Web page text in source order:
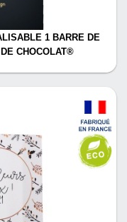
1 BARRE DE
CHOCOLAT®